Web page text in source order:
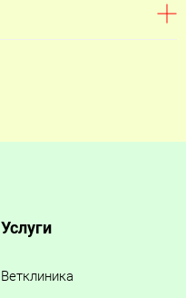
Услуги
Ветклиника